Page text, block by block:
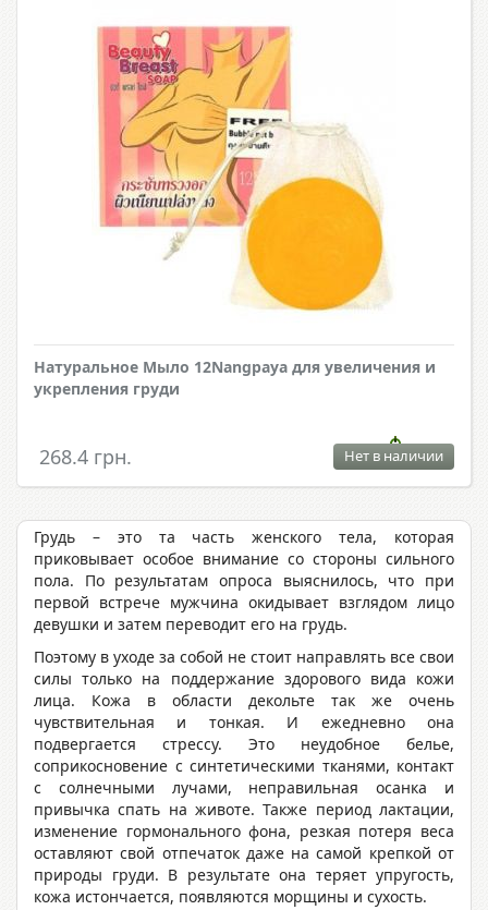
Натуральное Мыло 12Nangpaya для увеличения и
укрепления груди
268.4 грн. Нет в наличии
Грудь – это та часть женского тела, которая
приковывает особое внимание со стороны сильного
пола. По результатам опроса выяснилось, что при
первой встрече мужчина окидывает взглядом лицо
девушки и затем переводит его на грудь.
Поэтому в уходе за собой не стоит направлять все свои
силы только на поддержание здорового вида кожи
лица. Кожа в области декольте так же очень
чувствительная и тонкая. И ежедневно она
подвергается стрессу. Это неудобное белье,
соприкосновение с синтетическими тканями, контакт
с солнечными лучами, неправильная осанка и
привычка спать на животе. Также период лактации,
изменение гормонального фона, резкая потеря веса
оставляют свой отпечаток даже на самой крепкой от
природы груди. В результате она теряет упругость,
кожа истончается, появляются морщины и сухость.